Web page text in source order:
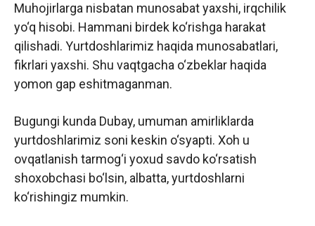
Muhojirlarga nisbatan munosabat yaxshi, irqchilik
yo‘q hisobi. Hammani birdek ko‘rishga harakat
qilishadi. Yurtdoshlarimiz haqida munosabatlari,
fikrlari yaxshi. Shu vaqtgacha o‘zbeklar haqida
yomon gap eshitmaganman.
Bugungi kunda Dubay, umuman amirliklarda
yurtdoshlarimiz soni keskin o‘syapti. Xoh u
ovqatlanish tarmog‘i yoxud savdo ko‘rsatish
shoxobchasi bo‘lsin, albatta, yurtdoshlarni
ko‘rishingiz mumkin.